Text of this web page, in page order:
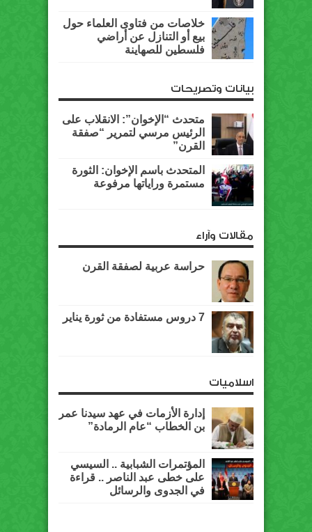
خلاصات من فتاوى العلماء حول
بيع أو التنازل عن أراضي
فلسطين للصهاينة
بيانات وتصريحات
متحدث “الإخوان”: الانقلاب على
الرئيس مرسي لتمرير “صفقة
القرن”
المتحدث باسم الإخوان: الثورة
مستمرة وراياتها مرفوعة
مقالات وآراء
حراسة عربية لصفقة القرن
7 دروس مستفادة من ثورة يناير
اسلاميات
إدارة الأزمات في عهد سيدنا عمر
بن الخطاب “عام الرمادة”
المؤتمرات الشبابية .. السيسي
على خطى عبد الناصر .. قراءة
في الجدوى والرسائل